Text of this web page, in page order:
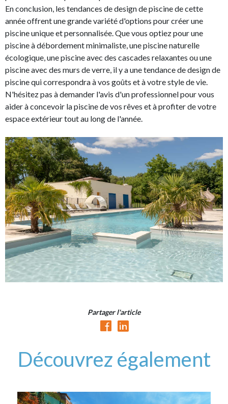
En conclusion, les tendances de design de piscine de cette
année offrent une grande variété d'options pour créer une
piscine unique et personnalisée. Que vous optiez pour une
piscine à débordement minimaliste, une piscine naturelle
écologique, une piscine avec des cascades relaxantes ou une
piscine avec des murs de verre, il y a une tendance de design de
piscine qui correspondra à vos goûts et à votre style de vie.
N'hésitez pas à demander l'avis d'un professionnel pour vous
aider à concevoir la piscine de vos rêves et à profiter de votre
espace extérieur tout au long de l'année.
Partager l'article
Découvrez également